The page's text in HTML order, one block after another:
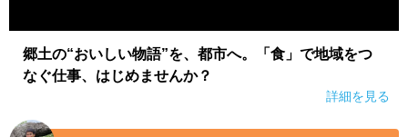
郷土の“おいしい物語”を、都市へ。「食」で地域をつ
なぐ仕事、はじめませんか？
詳細を見る